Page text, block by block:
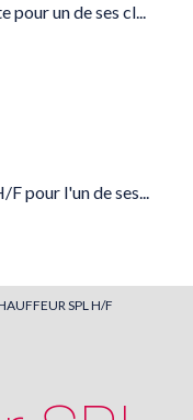
un de ses cl...
pour l'un de ses...
SPL H/F